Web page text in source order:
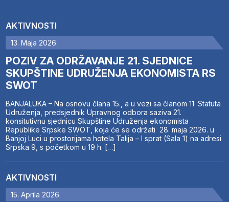
AKTIVNOSTI
13. Maja 2026.
POZIV ZA ODRŽAVANJE 21. SJEDNICE
SKUPŠTINE UDRUŽENJA EKONOMISTA RS
SWOT
BANJALUKA – Na osnovu člana 15., a u vezi sa članom 11. Statuta
Udruženja, predsjednik Upravnog odbora saziva 21.
konsitutivnu sjednicu Skupštine Udruženja ekonomista
Republike Srpske SWOT, koja će se održati 28. maja 2026. u
Banjoj Luci u prostorijama hotela Talija – I sprat (Sala 1) na adresi
Srpska 9, s početkom u 19 h. […]
AKTIVNOSTI
15. Aprila 2026.